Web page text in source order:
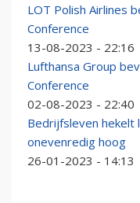
LOT Polish Airlines
Conference
13-08-2023 - 22:16
Lufthansa Group
Conference
02-08-2023 - 22:40
Bedrijfsleven hekelt
onevenredig hoog
26-01-2023 - 14:13